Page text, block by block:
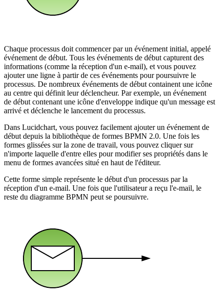
Chaque processus doit commencer par un événement initial, appelé
événement de début. Tous les événements de début capturent des
informations (comme la réception d'un e-mail), et vous pouvez
ajouter une ligne à partir de ces événements pour poursuivre le
processus. De nombreux événements de début containent une icône
au centre qui définit leur déclencheur. Par exemple, un événement
de début contenant une icône d'enveloppe indique qu'un message est
arrivé et déclenche le lancement du processus.
Dans Lucidchart, vous pouvez facilement ajouter un événement de
début depuis la bibliothèque de formes BPMN 2.0. Une fois les
formes glissées sur la zone de travail, vous pouvez cliquer sur
n'importe laquelle d'entre elles pour modifier ses propriétés dans le
menu de formes avancées situé en haut de l'éditeur.
Cette forme simple représente le début d'un processus par la
réception d'un e-mail. Une fois que l'utilisateur a reçu l'e-mail, le
reste du diagramme BPMN peut se poursuivre.